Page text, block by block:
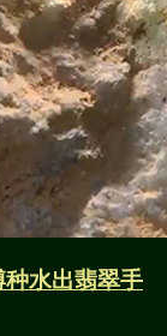
水出翡翠手